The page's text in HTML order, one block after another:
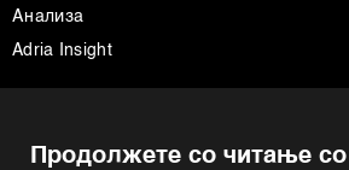
Продолжете со читање
Анализа
Adria Insight
Импресум
Facebook